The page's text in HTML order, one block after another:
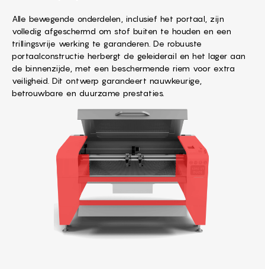
Alle bewegende onderdelen, inclusief het portaal, zijn
volledig afgeschermd om stof buiten te houden en een
trillingsvrije werking te garanderen. De robuuste
portaalconstructie herbergt de geleiderail en het lager aan
de binnenzijde, met een beschermende riem voor extra
veiligheid. Dit ontwerp garandeert nauwkeurige,
betrouwbare en duurzame prestaties.